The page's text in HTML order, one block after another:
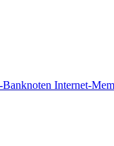
Internet-